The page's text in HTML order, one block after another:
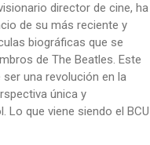
director de cine, ha
de su más reciente y
biográficas que se
de The Beatles. Este
una revolución en la
única y
Lo que viene siendo el BCU